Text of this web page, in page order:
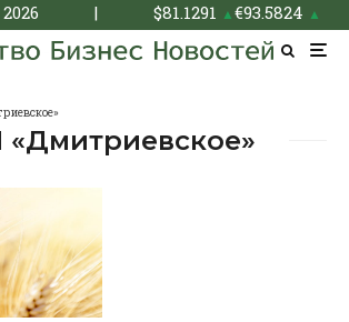
| $81.1291 ▲€93.5824 ▲
«Дмитриевское»